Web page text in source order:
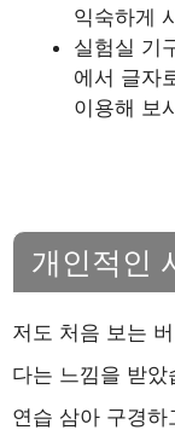
익숙하게
실험실 기
에서 글자
이용해 보
개인적인
저도 처음 보는
다는 느낌을 받
연습 삼아 구경